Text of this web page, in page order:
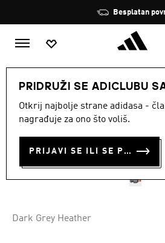
Zaustavi
rotaciju
Besplatan
PRIDRUŽI SE ADICLUBU
Otkrij najbolje strane adidasa -
nagrađuje za ono što voliš.
PRIJAVI SE ILI SE PRIDRUŽI SADA
NAOČALE ZA
SP0040
Dark Grey Heather